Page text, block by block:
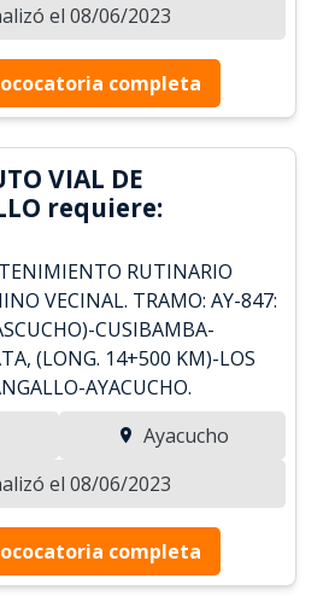
el 08/06/2023
completa
VIAL DE
requiere:
RUTINARIO
VECINAL. TRAMO: AY-847:
CUSIBAMBA-
(LONG. 14+500 KM)-LOS
AYACUCHO.
Ayacucho
el 08/06/2023
completa